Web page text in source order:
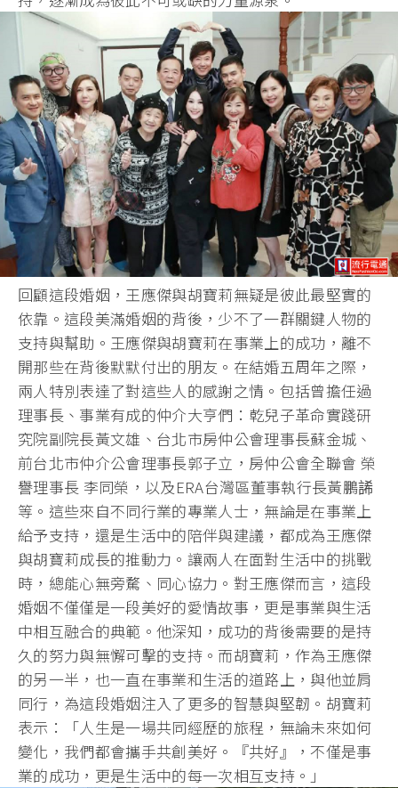
回顧這段婚姻，王應傑與胡寶莉無疑是彼此最堅實的
依靠。這段美滿婚姻的背後，少不了一群關鍵人物的
支持與幫助。王應傑與胡寶莉在事業上的成功，離不
開那些在背後默默付出的朋友。在結婚五周年之際，
兩人特別表達了對這些人的感謝之情。包括曾擔任過
理事長、事業有成的仲介大亨們：乾兒子革命實踐研
究院副院長黃文雄、台北市房仲公會理事長蘇金城、
前台北市仲介公會理事長郭子立，房仲公會全聯會 榮
譽理事長 李同榮，以及ERA台灣區董事執行長黃鵬䛥
等。這些來自不同行業的專業人士，無論是在事業上
給予支持，還是生活中的陪伴與建議，都成為王應傑
與胡寶莉成長的推動力。讓兩人在面對生活中的挑戰
時，總能心無旁騖、同心協力。對王應傑而言，這段
婚姻不僅僅是一段美好的愛情故事，更是事業與生活
中相互融合的典範。他深知，成功的背後需要的是持
久的努力與無懈可擊的支持。而胡寶莉，作為王應傑
的另一半，也一直在事業和生活的道路上，與他並肩
同行，為這段婚姻注入了更多的智慧與堅韌。胡寶莉
表示：「人生是一場共同經歷的旅程，無論未來如何
變化，我們都會攜手共創美好。『共好』，不僅是事
業的成功，更是生活中的每一次相互支持。」